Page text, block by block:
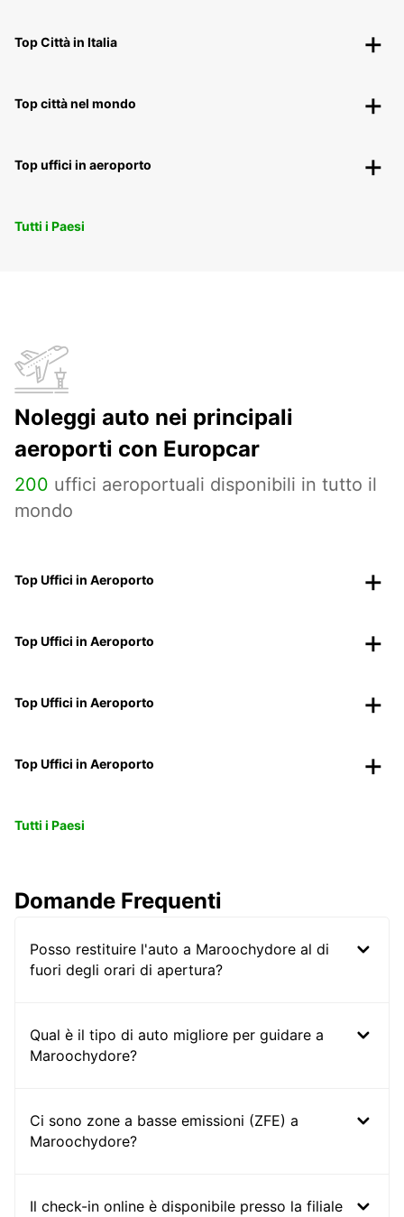
Top Città in Italia
Top città nel mondo
Top uffici in aeroporto
Tutti i Paesi
Noleggi auto nei principali
aeroporti con Europcar
200 uffici aeroportuali disponibili in tutto il
mondo
Top Uffici in Aeroporto
Top Uffici in Aeroporto
Top Uffici in Aeroporto
Top Uffici in Aeroporto
Tutti i Paesi
Domande Frequenti
Posso restituire l'auto a Maroochydore al di
fuori degli orari di apertura?
Qual è il tipo di auto migliore per guidare a
Maroochydore?
Ci sono zone a basse emissioni (ZFE) a
Maroochydore?
Il check-in online è disponibile presso la filiale